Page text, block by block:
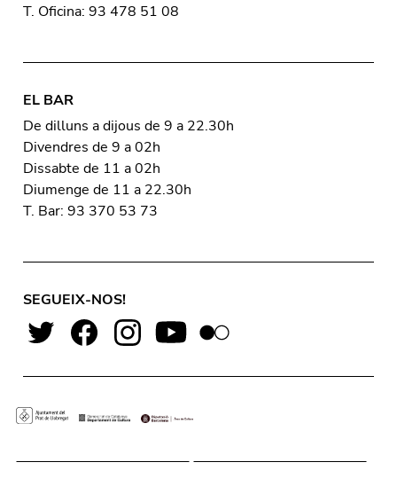
T. Oficina: 93 478 51 08
EL BAR
De dilluns a dijous de 9 a 22.30h
Divendres de 9 a 02h
Dissabte de 11 a 02h
Diumenge de 11 a 22.30h
T. Bar: 93 370 53 73
SEGUEIX-NOS!